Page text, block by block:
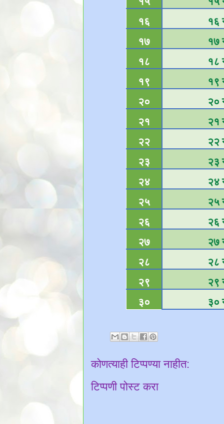
१६
१६
१७
१७
१८
१८
१९
१९
२०
२०
२१
२१
२२
२२
२३
२३
२४
२४
२५
२५
२६
२६
२७
२७
२८
२८
२९
२९
३०
३०
कोणत्याही टिप्पण्‍या नाहीत:
टिप्पणी पोस्ट करा